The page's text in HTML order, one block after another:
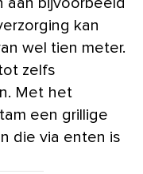
kan
wel tien meter.
zelfs
Met het
een grillige
die via enten is